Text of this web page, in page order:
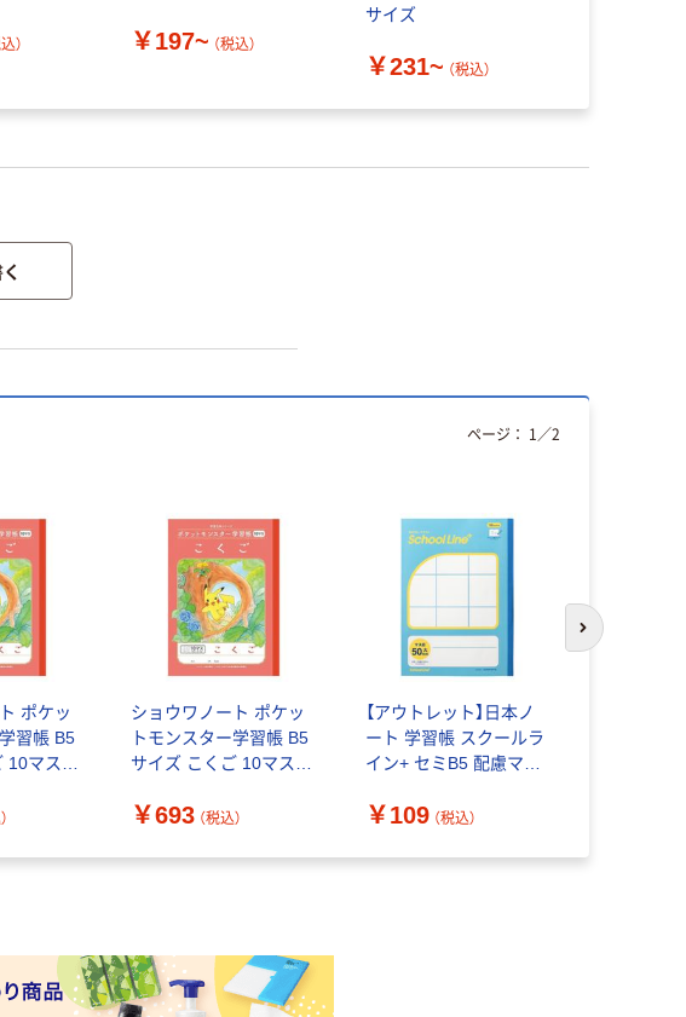
） ￥197~ （税込）
サイズ
￥231~ （税込）
ポケッ
習帳 B5
10マス
ショウワノート ポケッ
トモンスター学習帳 B5
サイズ こくご 10マス
24408008 1セット(3冊)
￥693 （税込）
【アウトレット】日本ノ
ート 学習帳 スクールラ
イン+ セミB5 配慮マス
50mm LGG01 1冊
￥109 （税込）
ページ： 1／2
次のスライド